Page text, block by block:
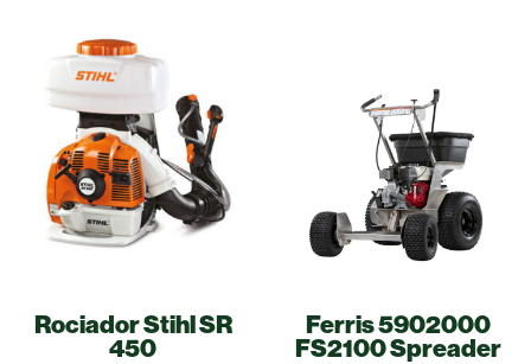
Rociador Stihl SR
450
Ferris 5902000
FS2100 Spreader